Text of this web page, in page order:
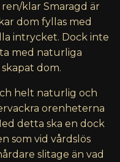
klar Smaragd är
dom fyllas med
intrycket. Dock inte
med naturliga
dom.
helt naturlig och
orenheterna
detta ska en dock
som vid vårdslös
slitage än vad